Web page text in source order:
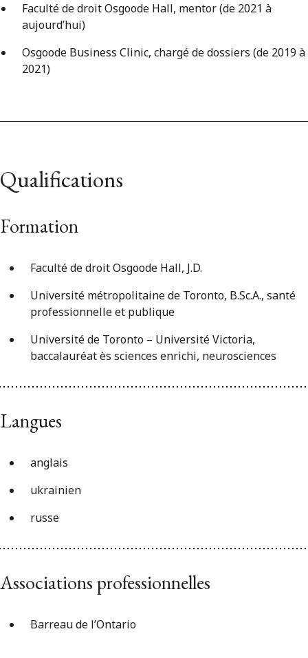
Faculté de droit Osgoode Hall, mentor (de 2021 à
aujourd’hui)
Osgoode Business Clinic, chargé de dossiers (de 2019 à
2021)
Qualifications
Formation
Faculté de droit Osgoode Hall, J.D.
Université métropolitaine de Toronto, B.Sc.A., santé
professionnelle et publique
Université de Toronto – Université Victoria,
baccalauréat ès sciences enrichi, neurosciences
Langues
anglais
ukrainien
russe
Associations professionnelles
Barreau de l’Ontario